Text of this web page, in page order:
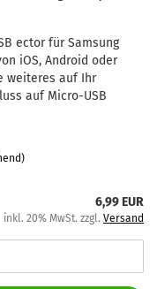
ector für Sam­sung
iOS, An­droid oder
wei­te­res auf Ihr
auf Micro-​USB
6,99 EUR
inkl. 20% MwSt. zzgl. Versand